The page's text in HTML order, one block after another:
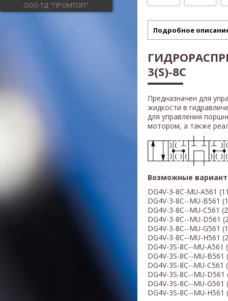
ООО ТД "ПРОМТОП"
Подробное
3(S)-8С
Предназначен для
жидкости в
для управления
мотором, а также
Возможные
DG4V-3-8С-MU-A561 (
DG4V-3-8С--MU-B561 (
DG4V-3-8С--MU-C561 (
DG4V-3-8С--MU-D561 (
DG4V-3-8С--MU-G561
DG4V-3-8С--MU-H561
DG4V-3S-8С--MU-A561 (
DG4V-3S-8С--MU-B561
DG4V-3S-8С--MU-C561
DG4V-3S-8С--MU-D561
DG4V-3S-8С--MU-G561
DG4V-3S-8С--MU-H561